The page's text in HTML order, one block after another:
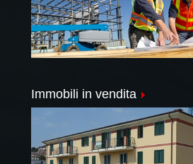
Immobili in vendita